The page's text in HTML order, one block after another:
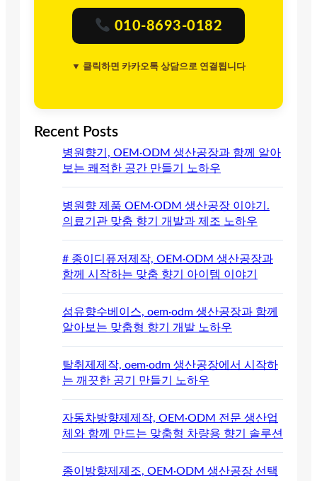
010-8693-0182
▼ 클릭하면 카카오톡 상담으로 연결됩니다
Recent Posts
병원향기, OEM·ODM 생산공장과 함께 알아
보는 쾌적한 공간 만들기 노하우
병원향 제품 OEM·ODM 생산공장 이야기.
의료기관 맞춤 향기 개발과 제조 노하우
# 종이디퓨저제작, OEM·ODM 생산공장과
함께 시작하는 맞춤 향기 아이템 이야기
섬유향수베이스, oem·odm 생산공장과 함께
알아보는 맞춤형 향기 개발 노하우
탈취제제작, oem·odm 생산공장에서 시작하
는 깨끗한 공기 만들기 노하우
자동차방향제제작, OEM·ODM 전문 생산업
체와 함께 만드는 맞춤형 차량용 향기 솔루션
종이방향제제조, OEM·ODM 생산공장 선택